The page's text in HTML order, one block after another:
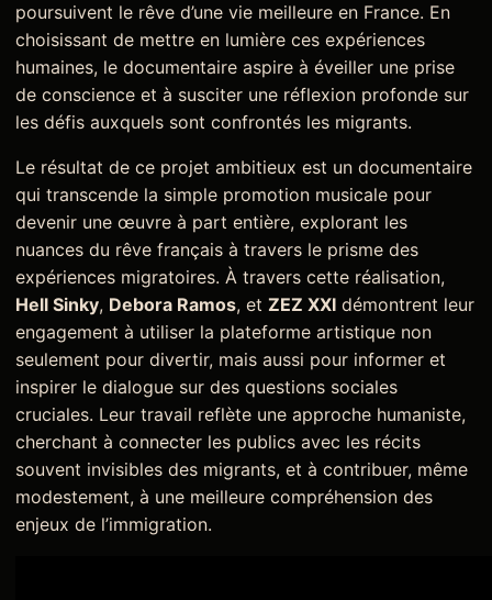
poursuivent le rêve d’une vie meilleure en France. En
choisissant de mettre en lumière ces expériences
humaines, le documentaire aspire à éveiller une prise
de conscience et à susciter une réflexion profonde sur
les défis auxquels sont confrontés les migrants.
Le résultat de ce projet ambitieux est un documentaire
qui transcende la simple promotion musicale pour
devenir une œuvre à part entière, explorant les
nuances du rêve français à travers le prisme des
expériences migratoires. À travers cette réalisation,
Hell Sinky, Debora Ramos, et ZEZ XXI démontrent leur
engagement à utiliser la plateforme artistique non
seulement pour divertir, mais aussi pour informer et
inspirer le dialogue sur des questions sociales
cruciales. Leur travail reflète une approche humaniste,
cherchant à connecter les publics avec les récits
souvent invisibles des migrants, et à contribuer, même
modestement, à une meilleure compréhension des
enjeux de l’immigration.